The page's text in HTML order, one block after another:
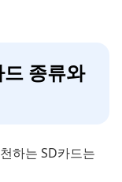
종류와
하는 SD카드는